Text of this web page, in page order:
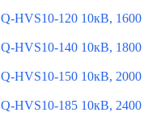
HVS10-120 10кВ, 1600
HVS10-140 10кВ, 1800
HVS10-150 10кВ, 2000
HVS10-185 10кВ, 2400